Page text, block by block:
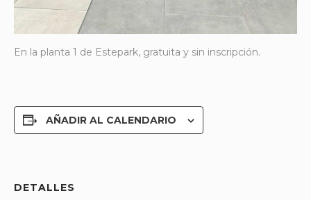
En la planta 1 de Estepark, gratuita y sin inscripción.
AÑADIR AL CALENDARIO
DETALLES